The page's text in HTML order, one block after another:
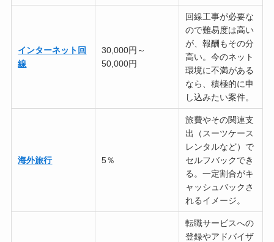
インターネット回
線
30,000円～
50,000円
回線工事が必要な
ので難易度は高い
が、報酬もその分
高い。今のネット
環境に不満がある
なら、積極的に申
し込みたい案件。
海外旅行 5％
旅費やその関連支
出（スーツケース
レンタルなど）で
セルフバックでき
る。一定割合がキ
ャッシュバックさ
れるイメージ。
転職サービスへの
登録やアドバイザ